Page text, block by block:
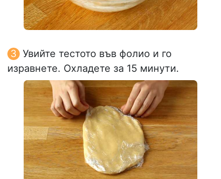
Увийте тестото във фолио и го
изравнете. Охладете за 15 минути.